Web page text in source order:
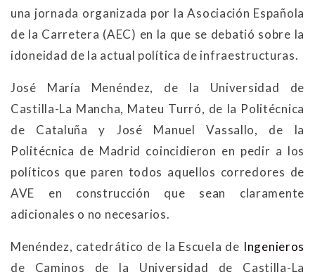
una jornada organizada por la Asociación Española
de la Carretera (AEC) en la que se debatió sobre la
idoneidad de la actual política de infraestructuras.
José María Menéndez, de la Universidad de
Castilla-La Mancha, Mateu Turró, de la Politécnica
de Cataluña y José Manuel Vassallo, de la
Politécnica de Madrid coincidieron en pedir a los
políticos que paren todos aquellos corredores de
AVE en construcción que sean claramente
adicionales o no necesarios.
Menéndez, catedrático de la Escuela de Ingenieros
de Caminos de la Universidad de Castilla-La